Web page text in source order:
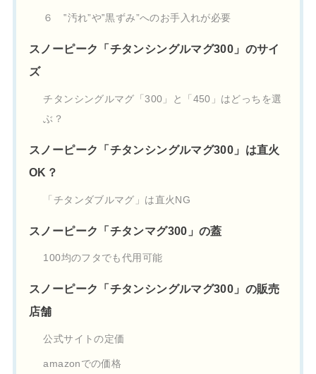
６ ‟汚れ”や‟黒ずみ”へのお手入れが必要
スノーピーク「チタンシングルマグ300」のサイ
ズ
チタンシングルマグ「300」と「450」はどっちを選
ぶ？
スノーピーク「チタンシングルマグ300」は直火
OK？
「チタンダブルマグ」は直火NG
スノーピーク「チタンマグ300」の蓋
100均のフタでも代用可能
スノーピーク「チタンシングルマグ300」の販売
店舗
公式サイトの定価
amazonでの価格